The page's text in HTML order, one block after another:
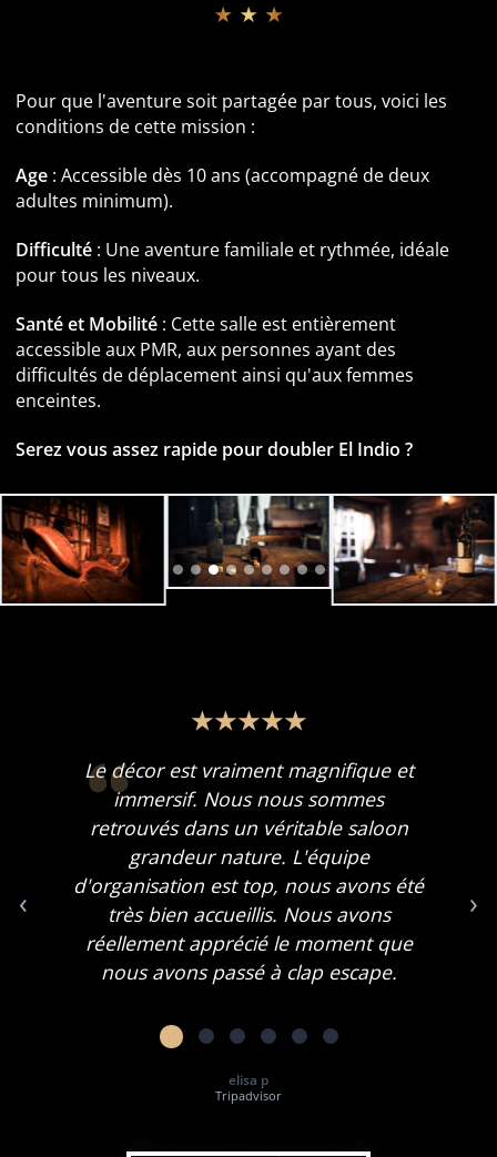
★ ★ ★
Pour que l'aventure soit partagée par tous, voici les
conditions de cette mission :
Age : Accessible dès 10 ans (accompagné de deux
adultes minimum).
Difficulté : Une aventure familiale et rythmée, idéale
pour tous les niveaux.
Santé et Mobilité : Cette salle est entièrement
accessible aux PMR, aux personnes ayant des
difficultés de déplacement ainsi qu'aux femmes
enceintes.
Serez vous assez rapide pour doubler El Indio ?
‹
Le décor est vraiment magnifique et
immersif. Nous nous sommes
retrouvés dans un véritable saloon
grandeur nature. L'équipe
d'organisation est top, nous avons été
très bien accueillis. Nous avons
réellement apprécié le moment que
nous avons passé à clap escape.
elisa p
Tripadvisor
›